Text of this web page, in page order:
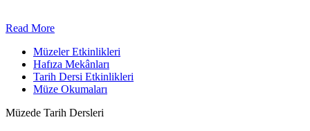
Read More
Müzeler Etkinlikleri
Hafıza Mekânları
Tarih Dersi Etkinlikleri
Müze Okumaları
Müzede Tarih Dersleri